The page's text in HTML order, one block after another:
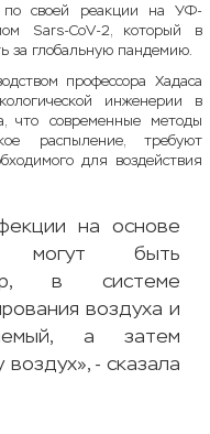
по своей реакции на УФ-
Sars-CoV-2, который в
за глобальную пандемию.
профессора Хадаса
инженерии в
что современные методы
распыление, требуют
для воздействия
на основе
могут быть
в системе
воздуха и
а затем
- сказала